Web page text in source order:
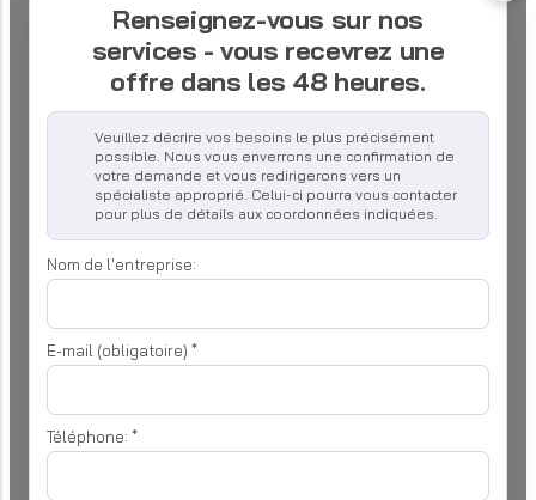
Renseignez-vous sur nos
services - vous recevrez une
offre dans les 48 heures.
Veuillez décrire vos besoins le plus précisément
possible. Nous vous enverrons une confirmation de
votre demande et vous redirigerons vers un
spécialiste approprié. Celui-ci pourra vous contacter
pour plus de détails aux coordonnées indiquées.
Nom de l'entreprise:
E-mail (obligatoire) *
Téléphone: *